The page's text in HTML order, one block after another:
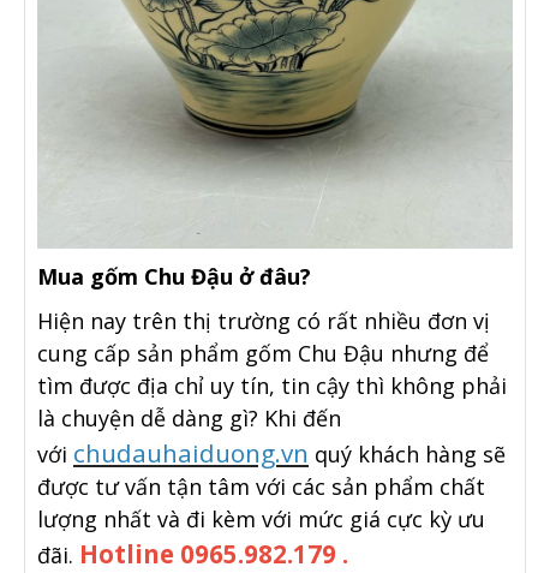
Mua gốm Chu Đậu ở đâu?
Hiện nay trên thị trường có rất nhiều đơn vị
cung cấp sản phẩm gốm Chu Đậu nhưng để
tìm được địa chỉ uy tín, tin cậy thì không phải
là chuyện dễ dàng gì? Khi đến
với chudauhaiduong.vn quý khách hàng sẽ
được tư vấn tận tâm với các sản phẩm chất
lượng nhất và đi kèm với mức giá cực kỳ ưu
đãi. Hotline 0965.982.179 .